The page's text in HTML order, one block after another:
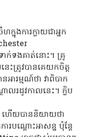
ងការក្លាយជាអ្នក
ក់ទងគាត់នោះ។ គ្រូ
ះត្រូវបានគេយកចិត្ត
ារម្មណ៍ថា វាពិបាក
លរដូវកាលនេះ។ ក្លិប
ហើយបាននិយាយថា
របណ្តោះអាសន្ន ប៉ុន្តែ​